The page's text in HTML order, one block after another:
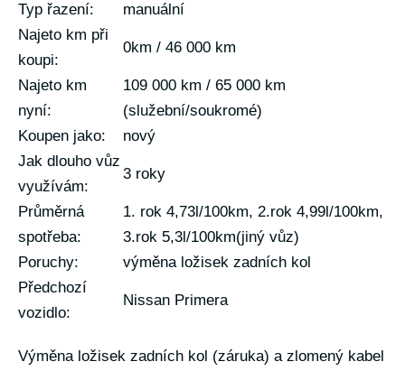
Typ řazení:
manuální
Najeto km při
koupi:
0km / 46 000 km
Najeto km
nyní:
109 000 km / 65 000 km
(služební/soukromé)
Koupen jako:
nový
Jak dlouho vůz
využívám:
3 roky
Průměrná
spotřeba:
1. rok 4,73l/100km, 2.rok 4,99l/100km,
3.rok 5,3l/100km(jiný vůz)
Poruchy:
výměna ložisek zadních kol
Předchozí
vozidlo:
Nissan Primera
Výměna ložisek zadních kol (záruka) a zlomený kabel